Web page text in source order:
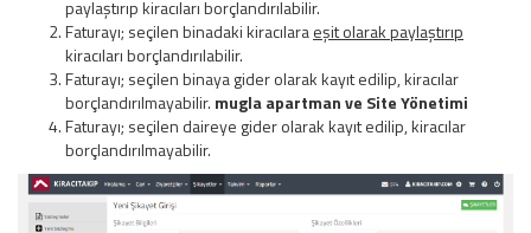
paylaştırıp kiracıları borçlandırılabilir.
Faturayı; seçilen binadaki kiracılaraeşit olarak paylaştırıp
kiracıları borçlandırılabilir.
Faturayı; seçilen binaya gider olarak kayıt edilip, kiracılar
borçlandırılmayabilir. mugla apartman ve Site Yönetimi
Faturayı; seçilen daireye gider olarak kayıt edilip, kiracılar
borçlandırılmayabilir.